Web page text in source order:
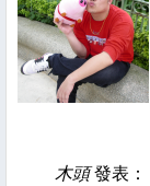
木頭發表：